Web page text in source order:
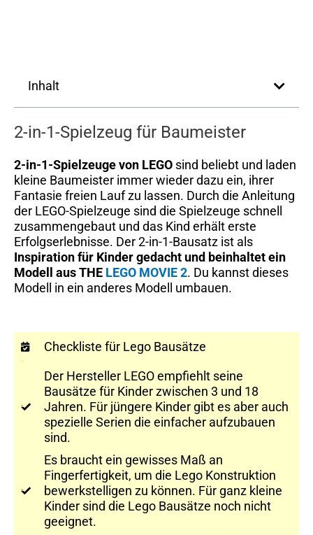
Inhalt
2-in-1-Spielzeug für Baumeister
2-in-1-Spielzeuge von LEGO sind beliebt und laden
kleine Baumeister immer wieder dazu ein, ihrer
Fantasie freien Lauf zu lassen. Durch die Anleitung
der LEGO-Spielzeuge sind die Spielzeuge schnell
zusammengebaut und das Kind erhält erste
Erfolgserlebnisse. Der 2-in-1-Bausatz ist als
Inspiration für Kinder gedacht und beinhaltet ein
Modell aus THE LEGO MOVIE 2. Du kannst dieses
Modell in ein anderes Modell umbauen.
Checkliste für Lego Bausätze
Der Hersteller LEGO empfiehlt seine
Bausätze für Kinder zwischen 3 und 18
Jahren. Für jüngere Kinder gibt es aber auch
spezielle Serien die einfacher aufzubauen
sind.
Es braucht ein gewisses Maß an
Fingerfertigkeit, um die Lego Konstruktion
bewerkstelligen zu können. Für ganz kleine
Kinder sind die Lego Bausätze noch nicht
geeignet.